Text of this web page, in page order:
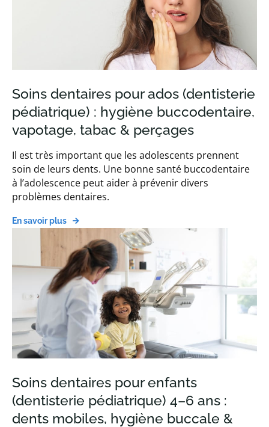
Soins dentaires pour ados (dentisterie
pédiatrique) : hygiène buccodentaire,
vapotage, tabac & perçages
Il est très important que les adolescents prennent
soin de leurs dents. Une bonne santé buccodentaire
à l’adolescence peut aider à prévenir divers
problèmes dentaires.
En savoir plus
Soins dentaires pour enfants
(dentisterie pédiatrique) 4–6 ans :
dents mobiles, hygiène buccale &